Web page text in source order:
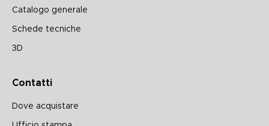
Catalogo generale
Schede tecniche
3D
Contatti
Dove acquistare